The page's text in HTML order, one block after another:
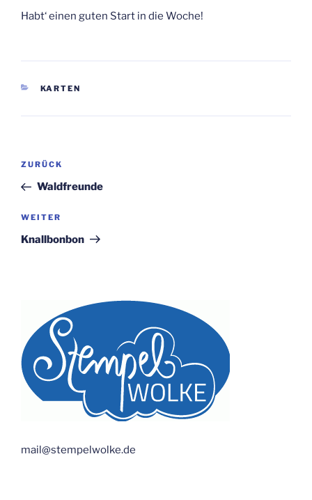
Habt‘ einen guten Start in die Woche!
KATEGORIEN
KARTEN
Beitragsnavigation
Vorheriger
Beitrag
ZURÜCK
Waldfreunde
Nächster
Beitrag
WEITER
Knallbonbon
mail@stempelwolke.de